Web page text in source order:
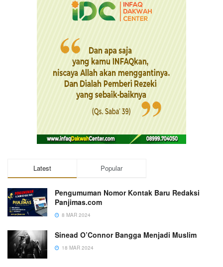
Latest Popular
Pengumuman Nomor Kontak Baru Redaksi
Panjimas.com
8 MAR 2024
Sinead O’Connor Bangga Menjadi Muslim
18 MAR 2024